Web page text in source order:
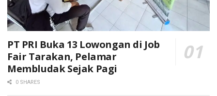
PT PRI Buka 13 Lowongan di Job
Fair Tarakan, Pelamar
Membludak Sejak Pagi
0 SHARES